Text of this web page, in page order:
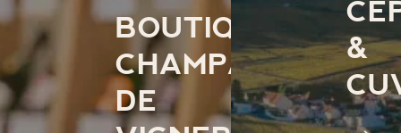
BOUTIQUE
CHAMPAGNE
DE
&